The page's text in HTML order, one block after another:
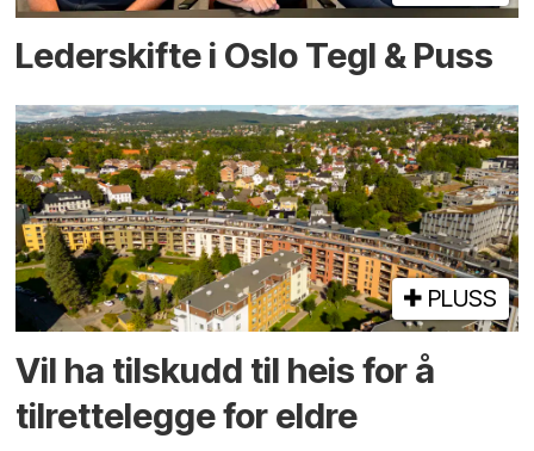
Lederskifte i Oslo Tegl & Puss
PLUSS
Vil ha tilskudd til heis for å
tilrettelegge for eldre